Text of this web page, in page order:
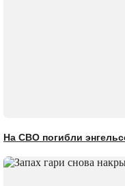
На СВО погибли